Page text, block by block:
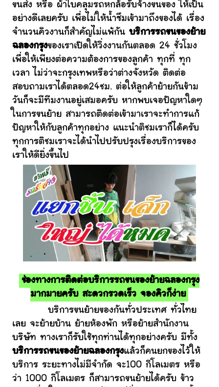
ขนส่ง หรือ ผ้าใบคลุมรถหกล้อรับจ้างขนของ ให้เป็น
อย่างดีเลยครับ เพื่อไม่ให้น้ำซึมเข้ามาถึงของได้ เรื่อง
จำนวนคิวงานก็สำคัญไม่แพ้กันบริการรถขนของย้าย
ฉลองกรุงของเราเปิดให้วิ่งงานกันตลอด 24 ชั่วโมง
เพื่อให้เพียงต่อความต้องการของลูกค้า ทุกที่ ทุก
เวลา ไม่ว่าจะกรุงเทพหรือว่าต่างจังหวัด ติดต่อ
สอบถามเราได้ตลอด24ชม. ต่อให้ลูกค้าย้ายกันข้าม
วันก็จะมีทีมงานอยู่เสมอครับ หากพบเจอปัญหาใดๆ
ในการขนย้าย สามารถติดต่อเข้ามาเราจะทำการแก้
ปัญหาให้กับลูกค้าทุกอย่าง แนะนำติชมเราก็ได้ครับ
ทุกการติชมเราจะได้นำไปปรับปรุงเรื่องบริการของ
เราให้ดียิ่งขึ้นไป
ช่องทางการติดต่อบริการรถขนของย้ายฉลองกรุง
มากมายครับ สะดวกรวดเร็ว จองคิวก็ง่าย
บริการขนย้ายของกันทั่วประเทศ ทั่วไทย
เลย จะย้ายบ้าน ย้ายห้องพัก หรือย้ายสำนักงาน
บริษัท ทางเราก็รับใช้ทุกท่านได้ทุกอย่างครับ มีทั้ง
บริการรถขนของย้ายฉลองกรุงแล้วก็คนยกของไว้ให้
บริการ ระยะทางไม่มีจำกัด จะ100 กิโลเมตร หรือ
ว่า 1000 กิโลเมตร ก็สามารถขนย้ายได้ครับ ข้าว